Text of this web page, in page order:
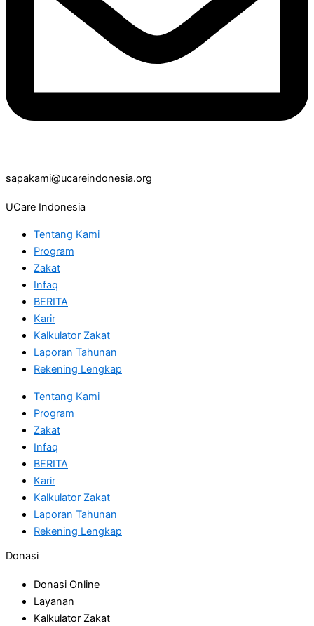
sapakami@ucareindonesia.org
UCare Indonesia
Tentang Kami
Program
Zakat
Infaq
BERITA
Karir
Kalkulator Zakat
Laporan Tahunan
Rekening Lengkap
Tentang Kami
Program
Zakat
Infaq
BERITA
Karir
Kalkulator Zakat
Laporan Tahunan
Rekening Lengkap
Donasi
Donasi Online
Layanan
Kalkulator Zakat